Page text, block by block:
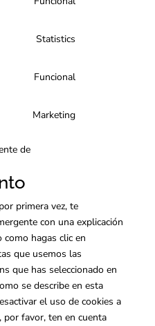
Statistics
Funcional
Marketing
de
primera vez, te
con una explicación
hagas clic en
que usemos las
que has seleccionado en
se describe en esta
el uso de cookies a
por favor, ten en cuenta